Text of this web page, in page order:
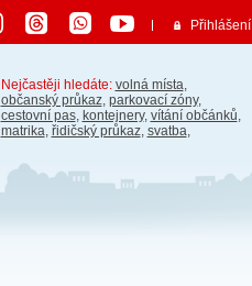
Přihlášení
Nejčastěji hledáte: volná místa,
občanský průkaz, parkovací zóny,
cestovní pas, kontejnery, vítání občánků,
matrika, řidičský průkaz, svatba,